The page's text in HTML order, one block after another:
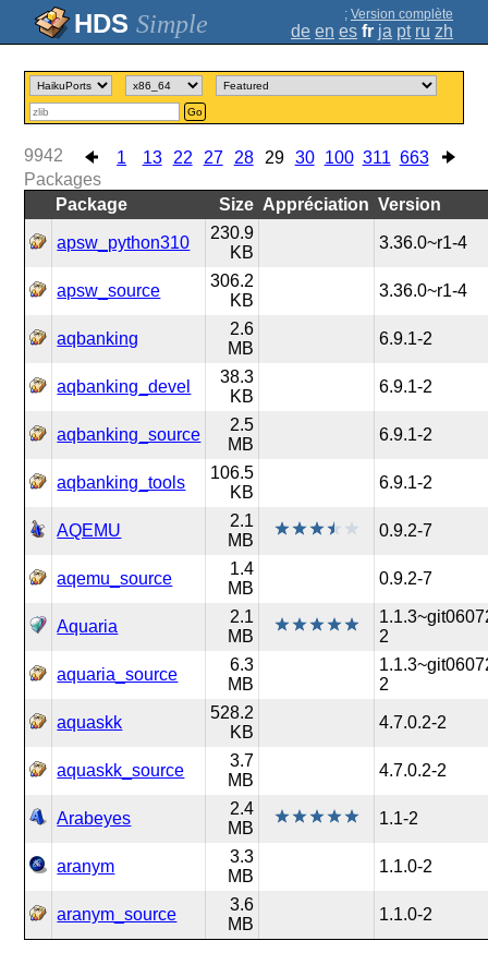
Simple ; Version complète
de en es fr ja pt ru zh
Go
1 13 22 27 28 29 30 100 311 663
9942
Packages
Package
Size Appréciation Version
apsw_python310
230.9
KB
3.36.0~r1-4
apsw_source
306.2
KB
3.36.0~r1-4
aqbanking
2.6
MB
6.9.1-2
aqbanking_devel
38.3
KB
6.9.1-2
aqbanking_source
2.5
MB
6.9.1-2
aqbanking_tools
106.5
KB
6.9.1-2
AQEMU
2.1
MB
0.9.2-7
aqemu_source
1.4
MB
0.9.2-7
Aquaria
2.1
MB
2
aquaria_source
6.3
MB
2
aquaskk
528.2
KB
4.7.0.2-2
aquaskk_source
3.7
MB
4.7.0.2-2
Arabeyes
2.4
MB
1.1-2
aranym
3.3
MB
1.1.0-2
aranym_source
3.6
MB
1.1.0-2